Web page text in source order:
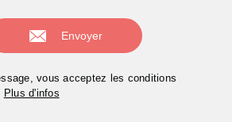
vous acceptez les conditions
Plus d'infos